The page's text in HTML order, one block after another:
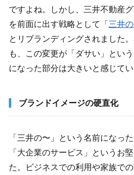
1-4-1. シェアリングエコノミーの
1-4-2. 三井の管理体制に対する厳
1-5.
1-5-1. マニュアル重視がもたらす
1-6.
アプリの操作性が悪くスマー
1-6-1. 直感に反するUIとレスポン
ですよね。しかし、三井不動産
を前面に出す戦略として「 三井
とリブランディングされました
も、この変更が「ダサい」とい
になった部分は大きいと感じてい
ブランドイメージの硬直化
「三井の〜」という名前になっ
「大企業のサービス」というお
た。ビジネスでの利用や家族で